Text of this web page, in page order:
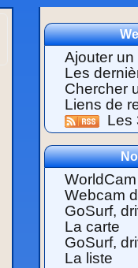
Ajouter un
Les
Chercher
Liens de
Les
WorldCam
Webcam
GoSurf,
La carte
GoSurf,
La liste